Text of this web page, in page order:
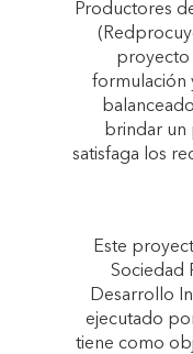
Productores
proyecto
formulación
brindar
satisfaga los
Este
Sociedad
Desarrollo
ejecutado
tiene como